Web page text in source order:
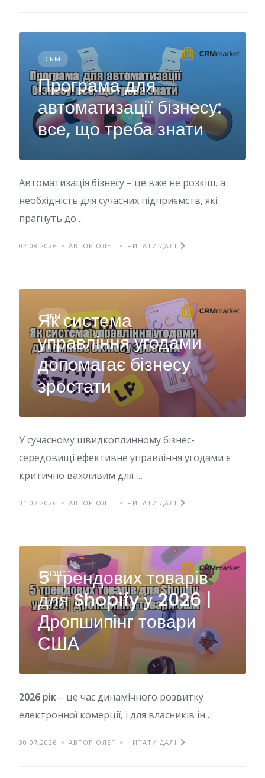
CRM
Програма для
автоматизації бізнесу:
все, що треба знати
Автоматизація бізнесу – це вже не розкіш, а
необхідність для сучасних підприємств, які
прагнуть до…
02.08.2026 АВТОР ОЛЕГ ЧИТАТИ ДАЛІ
CRM
Як система
управління угодами
допомагає бізнесу
зростати
У сучасному швидкоплинному бізнес-
середовищі ефективне управління угодами є
критично важливим для …
31.07.2026 АВТОР ОЛЕГ ЧИТАТИ ДАЛІ
БІЗНЕС
5 трендових товарів
для Shopify у 2026 |
Дропшипінг товари
США
2026 рік – це час динамічного розвитку
електронної комерції, і для власників ін…
30.07.2026 АВТОР ОЛЕГ ЧИТАТИ ДАЛІ